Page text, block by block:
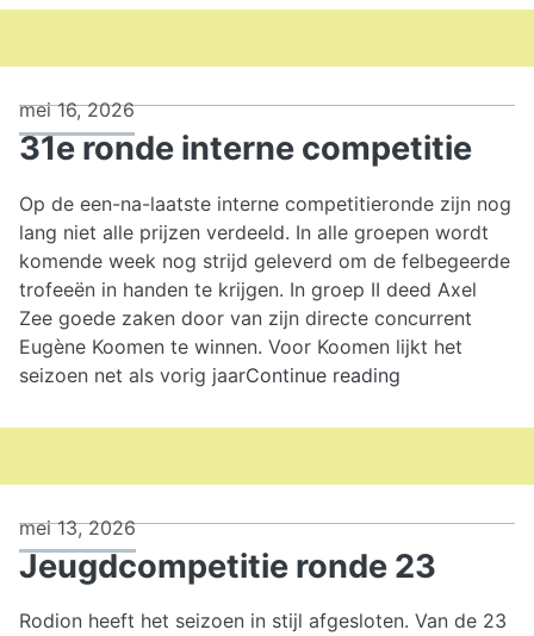
interne
mei 16, 2026
31e ronde interne competitie
Op de een-na-laatste interne competitieronde zijn nog
lang niet alle prijzen verdeeld. In alle groepen wordt
komende week nog strijd geleverd om de felbegeerde
trofeeën in handen te krijgen. In groep II deed Axel
Zee goede zaken door van zijn directe concurrent
Eugène Koomen te winnen. Voor Koomen lijkt het
seizoen net als vorig jaarContinue reading
interne
mei 13, 2026
Jeugdcompetitie ronde 23
Rodion heeft het seizoen in stijl afgesloten. Van de 23